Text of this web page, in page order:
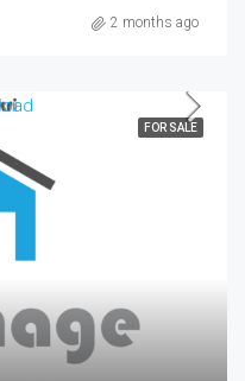
2 months ago
FOR SALE